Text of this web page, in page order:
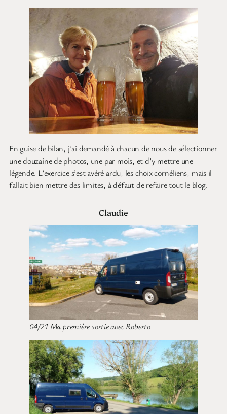
En guise de bilan, j’ai demandé à chacun de nous de sélectionner
une douzaine de photos, une par mois, et d’y mettre une
légende. L’exercice s’est avéré ardu, les choix cornéliens, mais il
fallait bien mettre des limites, à défaut de refaire tout le blog.
Claudie
04/21 Ma première sortie avec Roberto